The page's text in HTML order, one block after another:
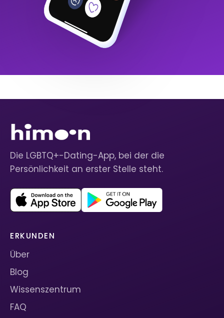
Die LGBTQ+-Dating-App, bei der die
Persönlichkeit an erster Stelle steht.
ERKUNDEN
Über
Blog
Wissenszentrum
FAQ